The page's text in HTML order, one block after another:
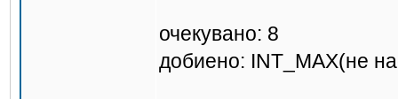
очекувано: 8
добиено: INT_MAX(не